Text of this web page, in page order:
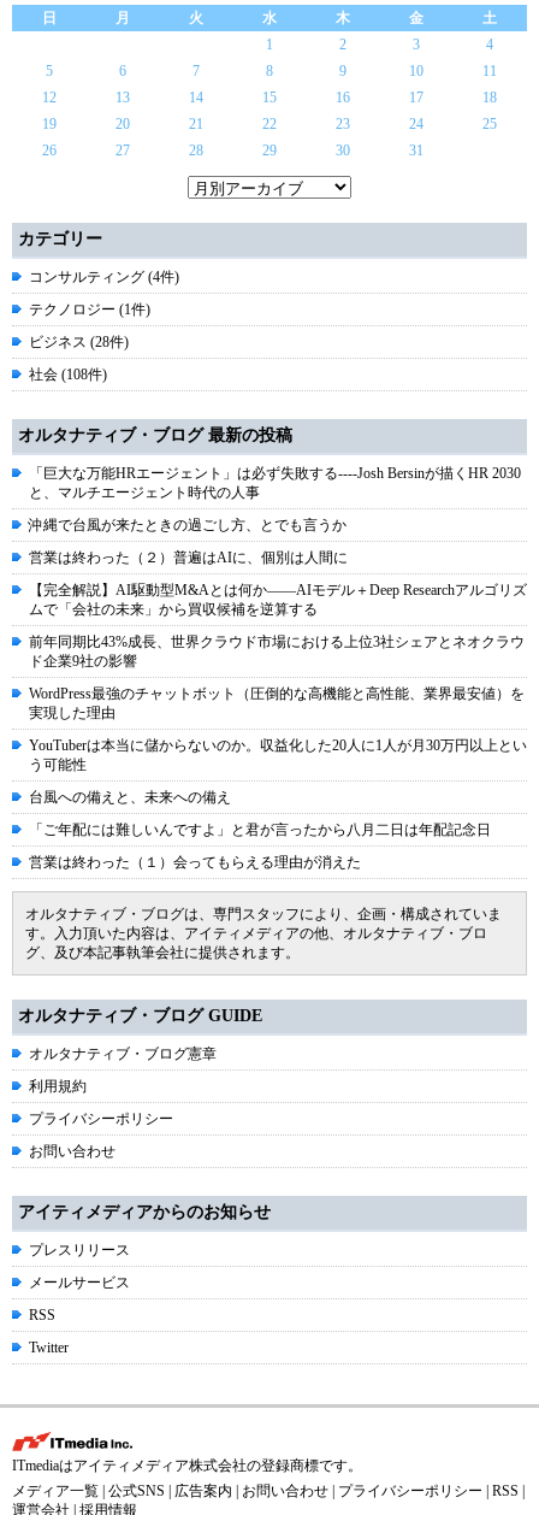
日
月 火 水 木 金
土
1
2 3
4
5
6 7 8 9 10
11
12
13 14 15 16 17
18
19
20 21 22 23 24
25
26
27 28 29 30 31
カテゴリー
コンサルティング (4件)
テクノロジー (1件)
ビジネス (28件)
社会 (108件)
オルタナティブ・ブログ 最新の投稿
「巨大な万能HRエージェント」は必ず失敗する----Josh Bersinが描くHR 2030
と、マルチエージェント時代の人事
沖縄で台風が来たときの過ごし方、とでも言うか
営業は終わった（２）普遍はAIに、個別は人間に
【完全解説】AI駆動型M&Aとは何か――AIモデル＋Deep Researchアルゴリズ
ムで「会社の未来」から買収候補を逆算する
前年同期比43%成長、世界クラウド市場における上位3社シェアとネオクラウ
ド企業9社の影響
WordPress最強のチャットボット（圧倒的な高機能と高性能、業界最安値）を
実現した理由
YouTuberは本当に儲からないのか。収益化した20人に1人が月30万円以上とい
う可能性
台風への備えと、未来への備え
「ご年配には難しいんですよ」と君が言ったから八月二日は年配記念日
営業は終わった（１）会ってもらえる理由が消えた
オルタナティブ・ブログは、専門スタッフにより、企画・構成されていま
す。入力頂いた内容は、アイティメディアの他、オルタナティブ・ブロ
グ、及び本記事執筆会社に提供されます。
オルタナティブ・ブログ GUIDE
オルタナティブ・ブログ憲章
利用規約
プライバシーポリシー
お問い合わせ
アイティメディアからのお知らせ
プレスリリース
メールサービス
RSS
Twitter
ITmediaはアイティメディア株式会社の登録商標です。
メディア一覧 公式SNS 広告案内 お問い合わせ プライバシーポリシー RSS
運営会社
採用情報